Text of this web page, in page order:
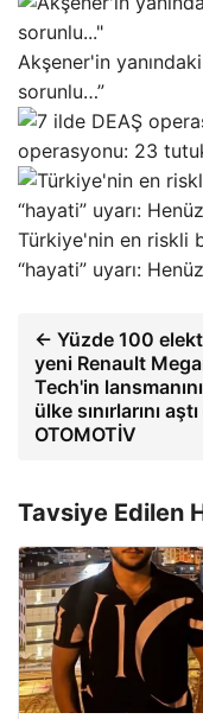
Akşener'in
sorunlu…”
operasyonu: 23
Türkiye'nin en riskli
“hayati” uyarı:
← Yüzde 100
yeni Renault
Tech'in
ülke sınırlarını aştı
OTOMOTİV
Tavsiye Edilen